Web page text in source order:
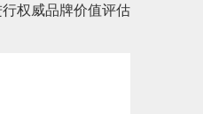
权威品牌价值评估